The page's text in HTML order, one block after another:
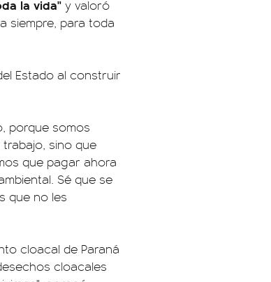
la vida" y valoró
siempre, para toda
Estado al construir
porque somos
sino que
que pagar ahora
Sé que se
que no les
cloacal de Paraná
cloacales